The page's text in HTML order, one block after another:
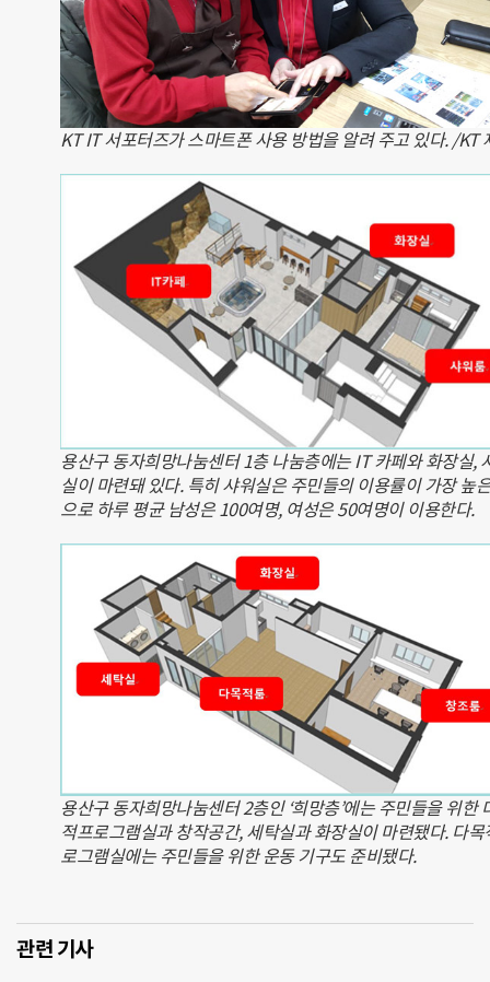
KT IT 서포터즈가 스마트폰 사용 방법을 알려 주고 있다. /KT
용산구 동자희망나눔센터 1층 나눔층에는 IT 카페와 화장실,
실이 마련돼 있다. 특히 샤워실은 주민들의 이용률이 가장 높
으로 하루 평균 남성은 100여명, 여성은 50여명이 이용한다.
용산구 동자희망나눔센터 2층인 ‘희망층’에는 주민들을 위한
적프로그램실과 창작공간, 세탁실과 화장실이 마련됐다. 다목
로그램실에는 주민들을 위한 운동 기구도 준비됐다.
관련 기사